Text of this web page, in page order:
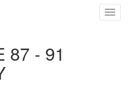
87 - 91